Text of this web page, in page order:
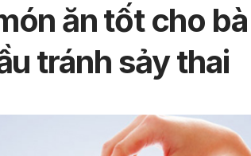
ăn tốt cho
tránh sảy thai